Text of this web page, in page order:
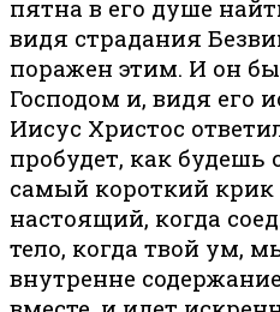
пятна в его душе
видя страдания
поражен этим. И он
Господом и, видя его
Иисус Христос
пробудет, как
самый короткий крик
настоящий, когда
тело, когда твой ум,
внутренне